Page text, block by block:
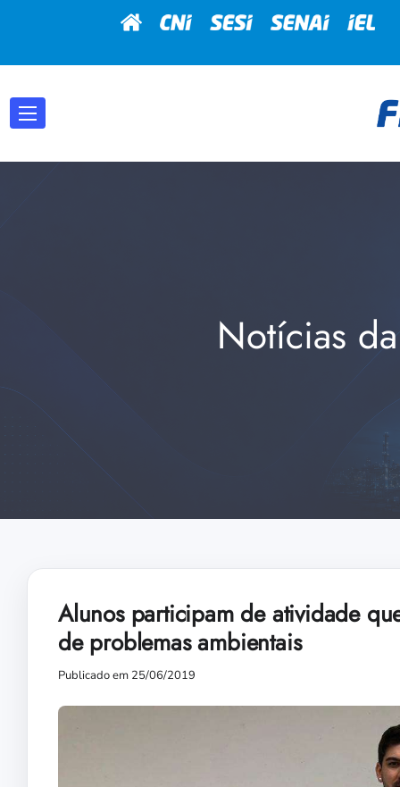
Notícias
Alunos participam de atividade
de problemas ambientais
Publicado em 25/06/2019